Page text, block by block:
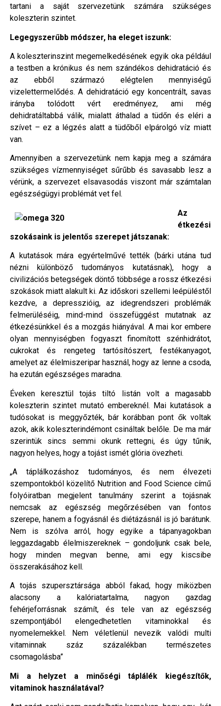
tartani a saját szervezetünk számára szükséges
koleszterin szintet.
Legegyszerűbb módszer, ha eleget iszunk:
A koleszterinszint megemelkedésének egyik oka például
a testben a krónikus és nem szándékos dehidratáció és
az ebből származó elégtelen mennyiségű
vizelettermelődés. A dehidratáció egy koncentrált, savas
irányba tolódott vért eredményez, ami még
dehidratáltabbá válik, mialatt áthalad a tüdőn és eléri a
szívet – ez a légzés alatt a tüdőből elpárolgó víz miatt
van.
Amennyiben a szervezetünk nem kapja meg a számára
szükséges vízmennyiséget sűrűbb és savasabb lesz a
vérünk, a szervezet elsavasodás viszont már számtalan
egészségügyi problémát vet fel.
Az
étkezési
szokásaink is jelentős szerepet játszanak:
A kutatások mára egyértelművé tették (bárki utána tud
nézni különböző tudományos kutatásnak), hogy a
civilizációs betegségek döntő többsége a rossz étkezési
szokások miatt alakult ki. Az időskori szellemi leépüléstől
kezdve, a depresszióig, az idegrendszeri problémák
felmerüléséig, mind-mind összefüggést mutatnak az
étkezésünkkel és a mozgás hiányával. A mai kor embere
olyan mennyiségben fogyaszt finomított szénhidrátot,
cukrokat és rengeteg tartósítószert, festékanyagot,
amelyet az élelmiszeripar használ, hogy az lenne a csoda,
ha ezután egészséges maradna.
Éveken keresztül tojás tiltó listán volt a magasabb
koleszterin szintet mutató embereknél. Mai kutatások a
tudósokat is meggyőzték, bár korábban pont ők voltak
azok, akik koleszterindémont csináltak belőle. De ma már
szerintük sincs semmi okunk rettegni, és úgy tűnik,
nagyon helyes, hogy a tojást ismét glória övezheti.
„A táplálkozáshoz tudományos, és nem élvezeti
szempontokból közelítő Nutrition and Food Science című
folyóiratban megjelent tanulmány szerint a tojásnak
nemcsak az egészség megőrzésében van fontos
szerepe, hanem a fogyásnál és diétázásnál is jó barátunk.
Nem is szólva arról, hogy egyike a tápanyagokban
leggazdagabb élelmiszereknek – gondoljunk csak bele,
hogy minden megvan benne, ami egy kiscsibe
összerakásához kell.
A tojás szupersztársága abból fakad, hogy miközben
alacsony a kalóriatartalma, nagyon gazdag
fehérjeforrásnak számít, és tele van az egészség
szempontjából elengedhetetlen vitaminokkal és
nyomelemekkel. Nem véletlenül nevezik valódi multi
vitaminnak száz százalékban természetes
csomagolásba”
Mi a helyzet a minőségi táplálék kiegészítők,
vitaminok használatával?